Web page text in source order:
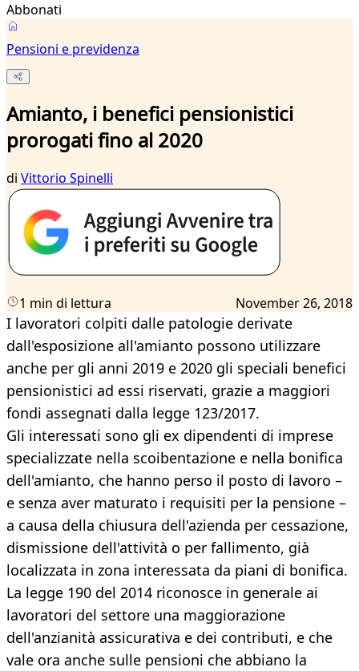
Abbonati
Pensioni e previdenza
Amianto, i benefici pensionistici
prorogati fino al 2020
di Vittorio Spinelli
1 min di lettura November 26, 2018
I lavoratori colpiti dalle patologie derivate
dall'esposizione all'amianto possono utilizzare
anche per gli anni 2019 e 2020 gli speciali benefici
pensionistici ad essi riservati, grazie a maggiori
fondi assegnati dalla legge 123/2017.
Gli interessati sono gli ex dipendenti di imprese
specializzate nella scoibentazione e nella bonifica
dell'amianto, che hanno perso il posto di lavoro –
e senza aver maturato i requisiti per la pensione –
a causa della chiusura dell'azienda per cessazione,
dismissione dell'attività o per fallimento, già
localizzata in zona interessata da piani di bonifica.
La legge 190 del 2014 riconosce in generale ai
lavoratori del settore una maggiorazione
dell'anzianità assicurativa e dei contributi, e che
vale ora anche sulle pensioni che abbiano la